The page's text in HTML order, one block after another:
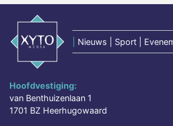
Nieuws | Sport |
Hoofdvestiging:
van Benthuizenlaan 1
1701 BZ Heerhugowaard